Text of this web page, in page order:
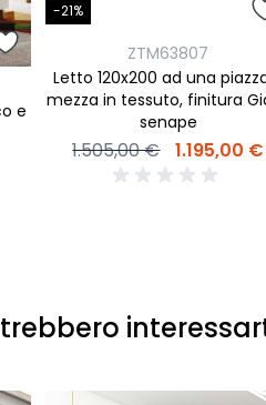
e
-21%
ZTM63807
Letto 120x200 ad una
mezza in tessuto, finitura
senape
1.505,00 € 1.195,00 €